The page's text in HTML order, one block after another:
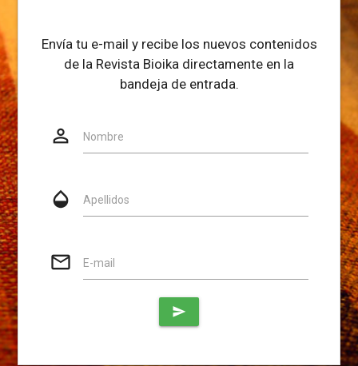
Envía tu e-mail y recibe los nuevos contenidos
de la Revista Bioika directamente en la
bandeja de entrada.
person_outline Nombre
opacity Apellidos
mail_outline E-mail
Website
send